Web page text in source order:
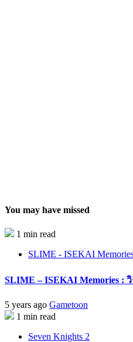
You may have missed
1 min read
SLIME - ISEKAI
SLIME – ISEKAI Memories :
5 years ago Gametoon
1 min read
Seven Knights 2